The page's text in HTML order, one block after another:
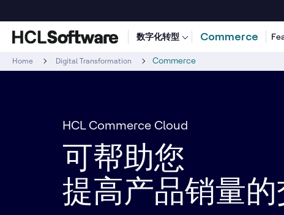
数字化转型 Commerce
Home Digital Transformation Commerce
HCL Commerce Cloud
可帮助您
提高产品销量